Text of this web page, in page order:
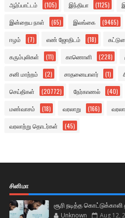
ஆர்ப்பாட்டம் (105) இந்தியா (1125)
இன்றைய நாள் (65) இலங்கை (9465)
ஈழம் (7) எண் ஜோதிடம் (18)
கரும்புலிகள் (11) காணொளி (228)
சனி மாற்றம் (2) சாதனையாளர் (1)
செய்திகள் (20772) நேர்காணல் (40)
மண்வாசம் (18) வரலாறு (166)
வரலாற்று தொடர்கள் (45)
சினிமா
சூரி நடித்த
Unknown Aug 12,